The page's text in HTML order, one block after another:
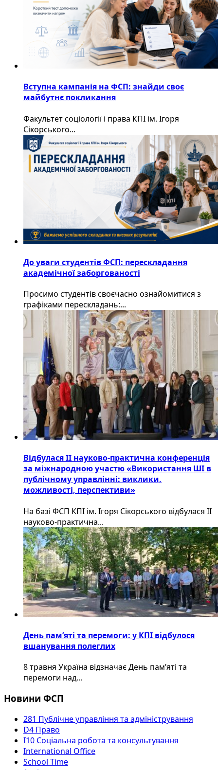
Вступна кампанія на ФСП: знайди своє
майбутнє покликання
Факультет соціології і права КПІ ім. Ігоря
Сікорського...
До уваги студентів ФСП: перескладання
академічної заборгованості
Просимо студентів своєчасно ознайомитися з
графіками перескладань:...
Відбулася ІІ науково-практична конференція
за міжнародною участю «Використання ШІ в
публічному управлінні: виклики,
можливості, перспективи»
На базі ФСП КПІ ім. Ігоря Сікорського відбулася ІІ
науково-практична...
День пам’яті та перемоги: у КПІ відбулося
вшанування полеглих
8 травня Україна відзначає День пам’яті та
перемоги над...
Новини ФСП
281 Публічне управління та адміністрування
D4 Право
I10 Соціальна робота та консультування
International Office
School Time